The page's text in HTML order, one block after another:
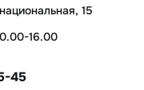
15
16.00
45